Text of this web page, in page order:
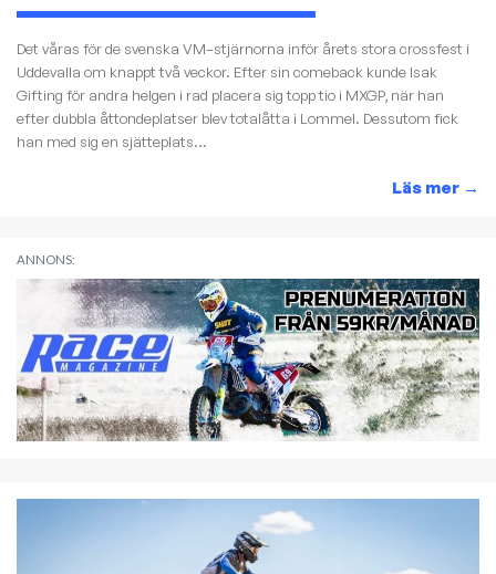
Det våras för de svenska VM–stjärnorna inför årets stora crossfest i
Uddevalla om knappt två veckor. Efter sin comeback kunde Isak
Gifting för andra helgen i rad placera sig topp tio i MXGP, när han
efter dubbla åttondeplatser blev totalåtta i Lommel. Dessutom fick
han med sig en sjätteplats...
Läs mer →
ANNONS: